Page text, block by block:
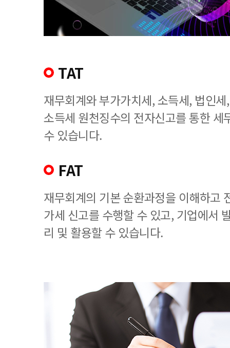
TAT
재무회계와 부가가치세, 소득세, 법인
소득세 원천징수의 전자신고를 통한 세
수 있습니다.
FAT
재무회계의 기본 순환과정을 이해하고
가세 신고를 수행할 수 있고, 기업에서
리 및 활용할 수 있습니다.